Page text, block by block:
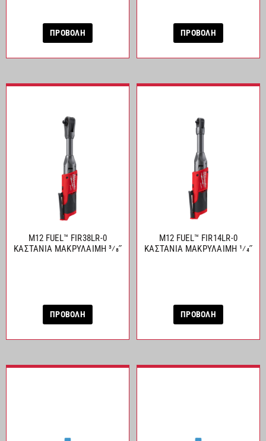
ΠΡΟΒΟΛΗ ΠΡΟΒΟΛΗ
M12 FUEL™ FIR38LR-0
ΚΑΣΤΑΝΙΑ ΜΑΚΡΥΛΑΙΜΗ 3⁄8˝
ΠΡΟΒΟΛΗ
M12 FUEL™ FIR14LR-0
ΚΑΣΤΑΝΙΑ ΜΑΚΡΥΛΑΙΜΗ 1⁄4˝
ΠΡΟΒΟΛΗ